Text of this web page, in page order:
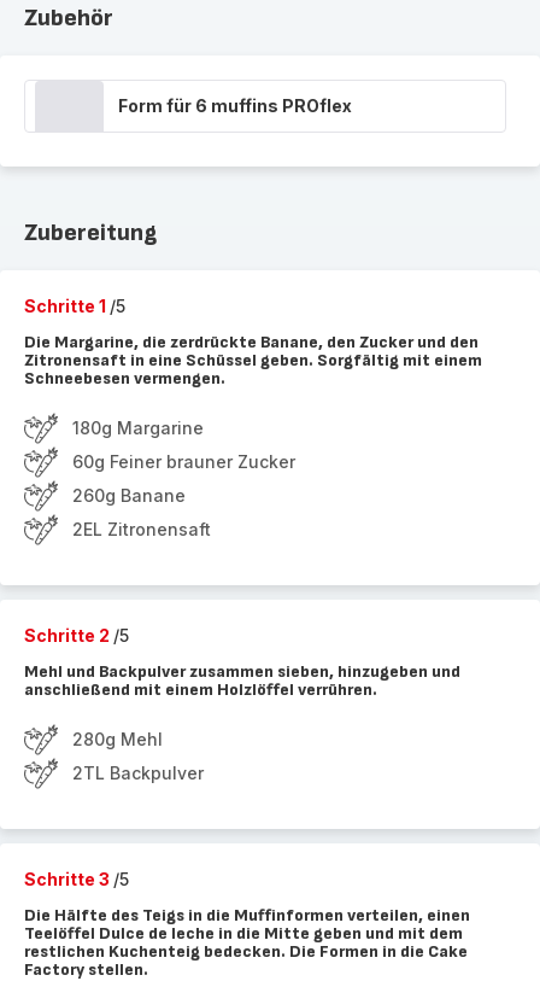
Zubehör
Form für 6 muffins PROflex
Zubereitung
Schritte 1 /5
Die Margarine, die zerdrückte Banane, den Zucker und den
Zitronensaft in eine Schüssel geben. Sorgfältig mit einem
Schneebesen vermengen.
180g Margarine
60g Feiner brauner Zucker
260g Banane
2EL Zitronensaft
Schritte 2 /5
Mehl und Backpulver zusammen sieben, hinzugeben und
anschließend mit einem Holzlöffel verrühren.
280g Mehl
2TL Backpulver
Schritte 3 /5
Die Hälfte des Teigs in die Muffinformen verteilen, einen
Teelöffel Dulce de leche in die Mitte geben und mit dem
restlichen Kuchenteig bedecken. Die Formen in die Cake
Factory stellen.